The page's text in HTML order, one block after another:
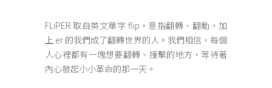
FLiPER 取自英文單字 flip，意指翻轉、翻動，加
上 er 的我們成了翻轉世界的人。我們相信，每個
人心裡都有一塊想要翻轉、撞擊的地方，等待著
內心發起小小革命的那一天。